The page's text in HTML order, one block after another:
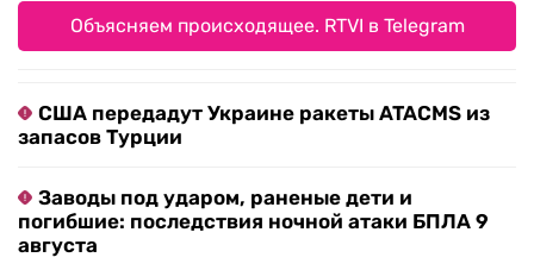
Объясняем происходящее. RTVI в Telegram
США передадут Украине ракеты ATACMS из
запасов Турции
Заводы под ударом, раненые дети и
погибшие: последствия ночной атаки БПЛА 9
августа